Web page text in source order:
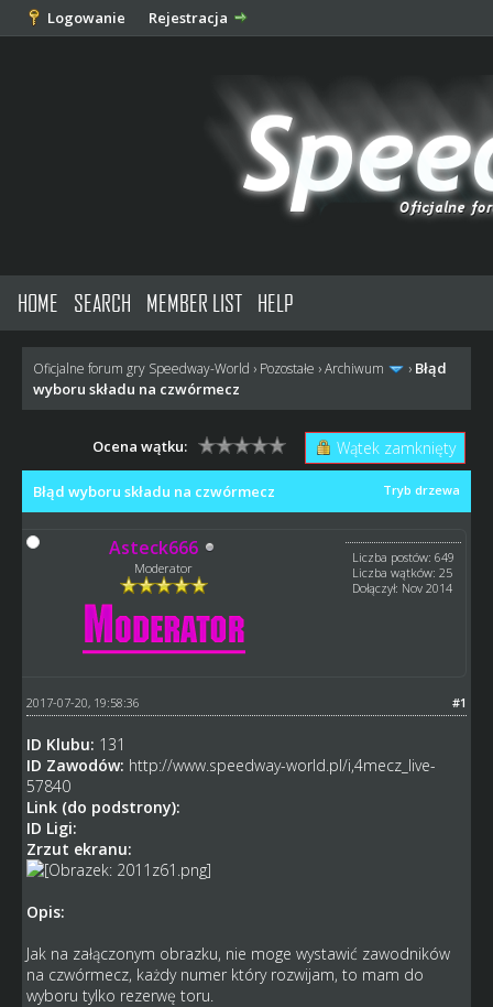
Logowanie Rejestracja
HOME SEARCH MEMBER LIST HELP
Oficjalne forum gry Speedway-World › Pozostałe ›Archiwum › Błąd
wyboru składu na czwórmecz
Wątek zamknięty
Ocena wątku:
Tryb drzewa
Błąd wyboru składu na czwórmecz
Asteck666
Moderator
Liczba postów: 649
Liczba wątków: 25
Dołączył: Nov 2014
#1
2017-07-20, 19:58:36
ID Klubu: 131
ID Zawodów: http://www.speedway-world.pl/i,4mecz_live-
57840
Link (do podstrony):
ID Ligi:
Zrzut ekranu:
Opis:
Jak na załączonym obrazku, nie moge wystawić zawodników
na czwórmecz, każdy numer który rozwijam, to mam do
wyboru tylko rezerwę toru.